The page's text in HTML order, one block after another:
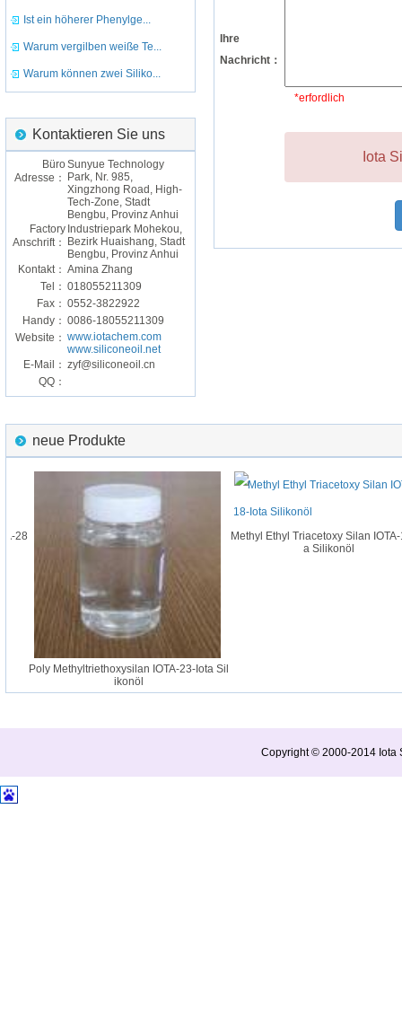
Ist ein höherer Phenylge...
Warum vergilben weiße Te...
Warum können zwei Siliko...
Kontaktieren Sie uns
Büro
Adresse：
Sunyue Technology
Park, Nr. 985,
Xingzhong Road, High-
Tech-Zone, Stadt
Bengbu, Provinz Anhui
Factory
Anschrift：
Industriepark Mohekou,
Bezirk Huaishang, Stadt
Bengbu, Provinz Anhui
Kontakt： Amina Zhang
Tel： 018055211309
Fax： 0552-3822922
Handy： 0086-18055211309
Website： www.iotachem.com
www.siliconeoil.net
E-Mail： zyf@siliconeoil.cn
QQ：
Ihre
Nachricht：
*erfordlich
Iota
neue Produkte
28
Poly Methyltriethoxysilan IOTA-23-Iota Sil
ikonöl
Methyl Ethyl Triacetoxy Silan IOTA-
a Silikonöl
Copyright © 2000-2014 Iota